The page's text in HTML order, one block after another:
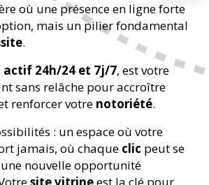
où une présence en ligne forte
mais un pilier fondamental
.
actif 24h/24 et 7j/7, est votre
sans relâche pour accroître
renforcer votre notoriété.
: un espace où votre
jamais, où chaque clic peut se
nouvelle opportunité